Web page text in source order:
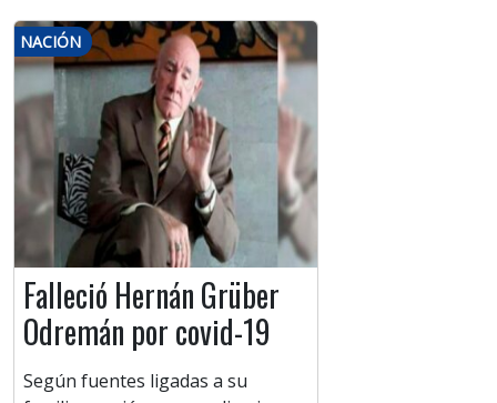
NACIÓN
Falleció Hernán Grüber
Odremán por covid-19
Según fuentes ligadas a su